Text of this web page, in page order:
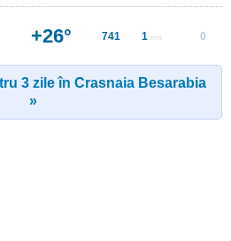
+26° 741 1 m/s 0
3 zile în Crasnaia Besarabia
»